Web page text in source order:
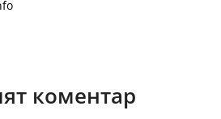
коментар